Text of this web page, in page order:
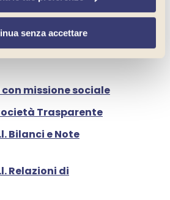
diversi da quelli tecnici.
senza accettare
con missione sociale
Trasparente
Bilanci e Note
Relazioni di